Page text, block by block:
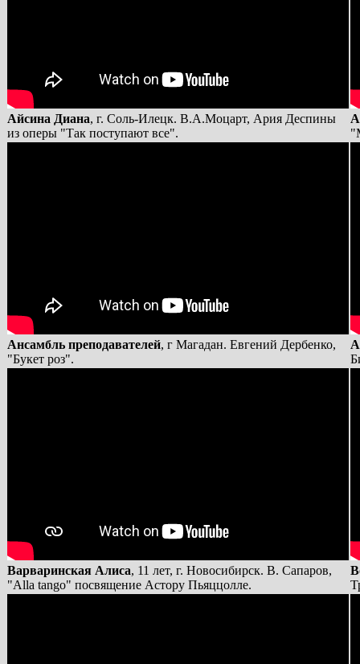
Айсина Диана, г. Соль-Илецк. В.А.Моцарт, Ария Деспины
из оперы "Так поступают все".
Ансамбль преподавателей, г Магадан. Евгений Дербенко,
"Букет роз".
Варваринская Алиса, 11 лет, г. Новосибирск. В. Сапаров,
"Alla tango" посвящение Астору Пьяццолле.